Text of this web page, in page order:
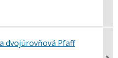
dvojúrovňová Pfaff